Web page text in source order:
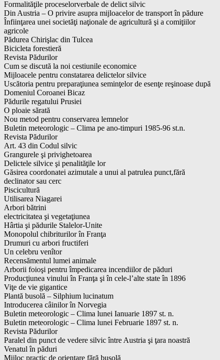
Formalităţile proceselorverbale de delict silvic
Din Austria – O privire asupra mijloacelor de transport în pădure
Înfiinţarea unei societăţi naţionale de agricultură şi a comiţiilor
agricole
Pădurea Chirişlac din Tulcea
Bicicleta forestieră
Revista Pădurilor
Cum se discută la noi cestiunile economice
Mijloacele pentru constatarea delictelor silvice
Uscătoria pentru preparaţiunea seminţelor de esenţe reşinoase după
Domeniul Coroanei Bicaz
Pădurile regatului Prusiei
O ploaie sărată
Nou metod pentru conservarea lemnelor
Buletin meteorologic – Clima pe ano-timpuri 1985-96 st.n.
Revista Pădurilor
Art. 43 din Codul silvic
Grangurele şi privighetoarea
Delictele silvice şi penalităţile lor
Găsirea coordonatei azimutale a unui al patrulea punct,fără
declinator sau cerc
Piscicultură
Utilisarea Niagarei
Arbori bătrini
electricitatea şi vegetaţiunea
Hârtia şi pădurile Stalelor-Unite
Monopolul chibriturilor în Franţa
Drumuri cu arbori fructiferi
Un celebru venîtor
Recensămentul lumei animale
Arborii foioşi pentru împedicarea incendiilor de păduri
Producţiunea vinului în Franţa şi în cele-l’alte state în 1896
Viţe de vie gigantice
Plantă busolă – Silphium lucinatum
Introducerea câinilor în Norvegia
Buletin meteorologic – Clima lunei Ianuarie 1897 st. n.
Buletin meteorologic – Clima lunei Februarie 1897 st. n.
Revista Pădurilor
Paralel din punct de vedere silvic între Austria şi ţara noastră
Venatul în păduri
Mijloc practic de orientare fără busolă